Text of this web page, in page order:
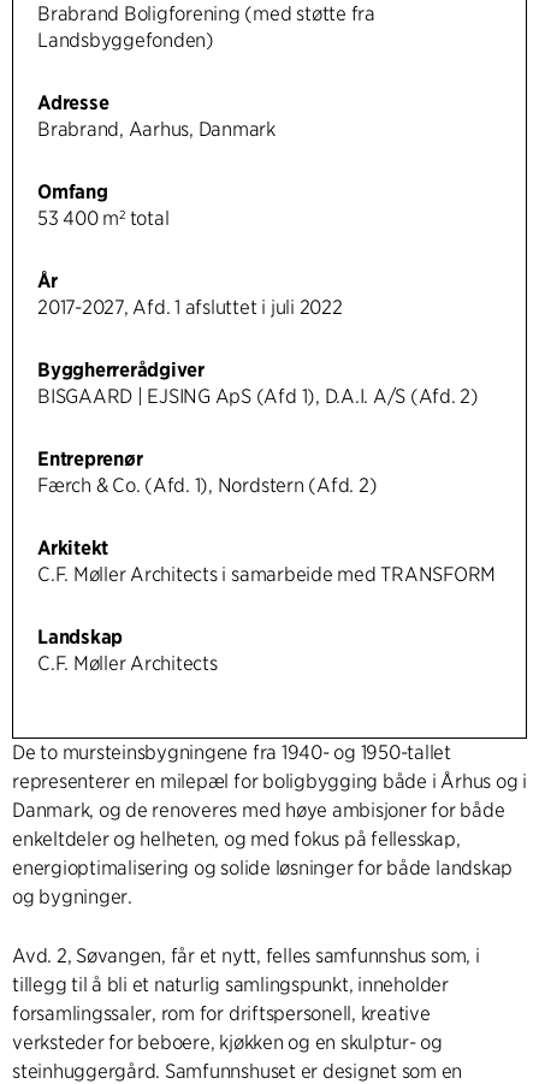
Brabrand Boligforening (med støtte fra
Landsbyggefonden)
Adresse
Brabrand, Aarhus, Danmark
Omfang
53 400 m² total
År
2017-2027, Afd. 1 afsluttet i juli 2022
Byggherrerådgiver
BISGAARD | EJSING ApS (Afd 1), D.A.I. A/S (Afd. 2)
Entreprenør
Færch & Co. (Afd. 1), Nordstern (Afd. 2)
Arkitekt
C.F. Møller Architects i samarbeide med TRANSFORM
Landskap
C.F. Møller Architects
De to mursteinsbygningene fra 1940- og 1950-tallet
representerer en milepæl for boligbygging både i Århus og i
Danmark, og de renoveres med høye ambisjoner for både
enkeltdeler og helheten, og med fokus på fellesskap,
energioptimalisering og solide løsninger for både landskap
og bygninger.
Avd. 2, Søvangen, får et nytt, felles samfunnshus som, i
tillegg til å bli et naturlig samlingspunkt, inneholder
forsamlingssaler, rom for driftspersonell, kreative
verksteder for beboere, kjøkken og en skulptur- og
steinhuggergård. Samfunnshuset er designet som en